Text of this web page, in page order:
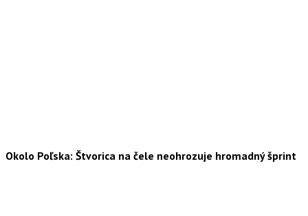
Okolo Poľska: Štvorica na čele neohrozuje hromadný šprint